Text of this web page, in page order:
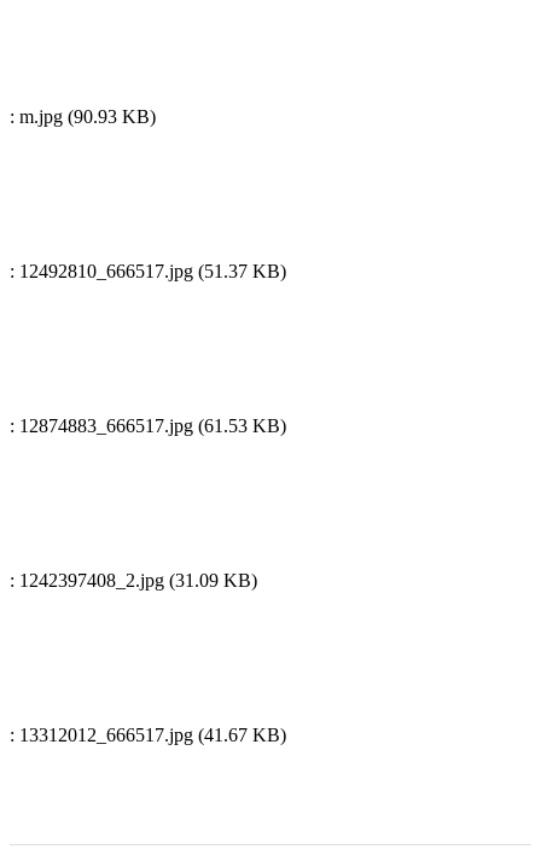
: m.jpg (90.93 KB)
: 12492810_666517.jpg (51.37 KB)
: 12874883_666517.jpg (61.53 KB)
: 1242397408_2.jpg (31.09 KB)
: 13312012_666517.jpg (41.67 KB)